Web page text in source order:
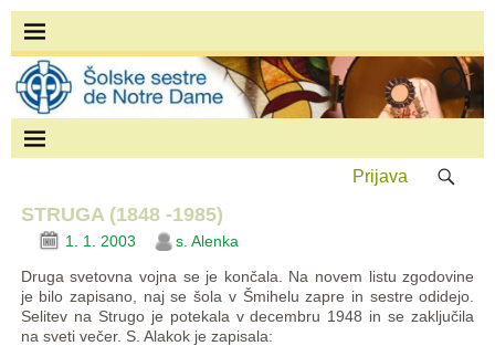
Prijava
STRUGA (1848 -1985)
1. 1. 2003
s. Alenka
Druga svetovna vojna se je končala. Na novem listu zgodovine
je bilo zapisano, naj se šola v Šmihelu zapre in sestre odidejo.
Selitev na Strugo je potekala v decembru 1948 in se zaključila
na sveti večer. S. Alakok je zapisala: